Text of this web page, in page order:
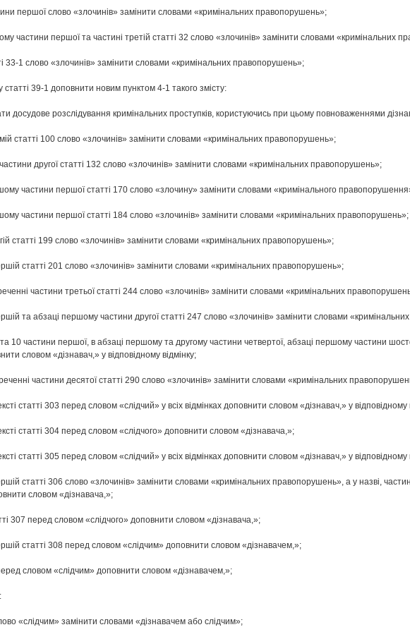
першої слово «злочинів» замінити словами «кримінальних правопорушень»;
частини першої та частині третій статті 32 слово «злочинів» замінити словами «кримінальних
33-1 слово «злочинів» замінити словами «кримінальних правопорушень»;
статті 39-1 доповнити новим пунктом 4-1 такого змісту:
досудове розслідування кримінальних проступків, користуючись при цьому повноваженнями
статті 100 слово «злочинів» замінити словами «кримінальних правопорушень»;
частини другої статті 132 слово «злочинів» замінити словами «кримінальних правопорушень»;
частини першої статті 170 слово «злочину» замінити словами «кримінального
частини першої статті 184 слово «злочинів» замінити словами «кримінальних правопорушень»;
статті 199 слово «злочинів» замінити словами «кримінальних правопорушень»;
статті 201 слово «злочинів» замінити словами «кримінальних правопорушень»;
частини третьої статті 244 слово «злочинів» замінити словами «кримінальних
та абзаці першому частини другої статті 247 слово «злочинів» замінити словами
та 10 частини першої, в абзаці першому та другому частини четвертої, абзаці першому частини
словом «дізнавач,» у відповідному відмінку;
частини десятої статті 290 слово «злочинів» замінити словами «кримінальних
статті 303 перед словом «слідчий» у всіх відмінках доповнити словом «дізнавач,» у відповідному
статті 304 перед словом «слідчого» доповнити словом «дізнавача,»;
статті 305 перед словом «слідчий» у всіх відмінках доповнити словом «дізнавач,» у відповідному
статті 306 слово «злочинів» замінити словами «кримінальних правопорушень», а у назві,
словом «дізнавача,»;
307 перед словом «слідчого» доповнити словом «дізнавача,»;
статті 308 перед словом «слідчим» доповнити словом «дізнавачем,»;
словом «слідчим» доповнити словом «дізнавачем,»;
«слідчим» замінити словами «дізнавачем або слідчим»;